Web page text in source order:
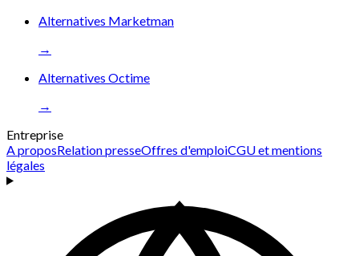
Alternatives Marketman
→
Alternatives Octime
→
Entreprise
A proposRelation presseOffres d'emploiCGU et mentions
légales